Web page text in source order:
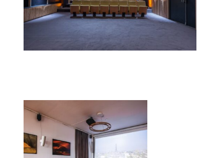
CHÂTEAU LONGCHAMP_Auditorium ©
Karen Mandau-4